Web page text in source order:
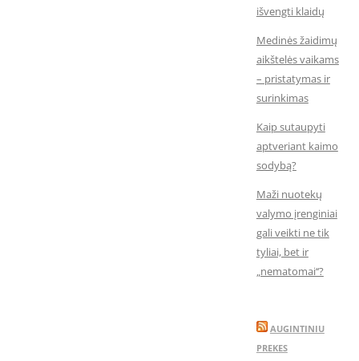
išvengti klaidų
Medinės žaidimų
aikštelės vaikams
– pristatymas ir
surinkimas
Kaip sutaupyti
aptveriant kaimo
sodybą?
Maži nuotekų
valymo įrenginiai
gali veikti ne tik
tyliai, bet ir
„nematomai‘‘?
AUGINTINIU
PREKES